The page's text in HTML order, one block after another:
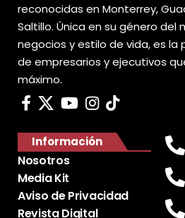
reconocidas en Monterrey,
Saltillo. Única en su género del
negocios y estilo de vida, es la
de empresarios y ejecutivos
máximo.
Información
Nosotros
Media Kit
Aviso de Privacidad
Revista Digital